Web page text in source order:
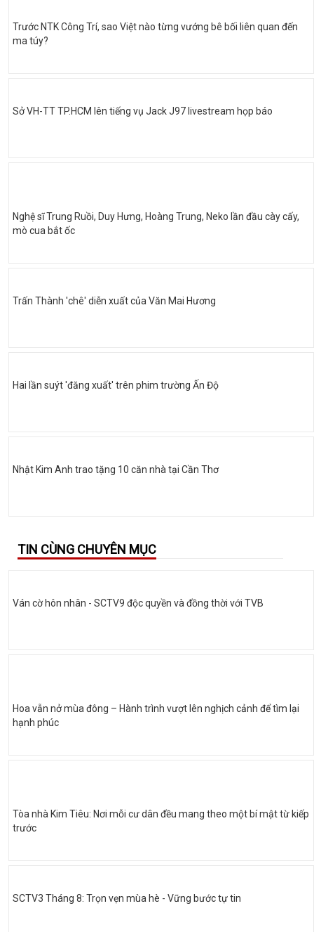
Trước NTK Công Trí, sao Việt nào từng vướng bê bối liên quan đến
ma túy?
Sở VH-TT TP.HCM lên tiếng vụ Jack J97 livestream họp báo
Nghệ sĩ Trung Ruồi, Duy Hưng, Hoàng Trung, Neko lần đầu cày cấy,
mò cua bắt ốc
Trấn Thành 'chê' diễn xuất của Văn Mai Hương
Hai lần suýt 'đăng xuất' trên phim trường Ấn Độ
Nhật Kim Anh trao tặng 10 căn nhà tại Cần Thơ
TIN CÙNG CHUYÊN MỤC
Ván cờ hôn nhân - SCTV9 độc quyền và đồng thời với TVB
Hoa vẫn nở mùa đông – Hành trình vượt lên nghịch cảnh để tìm lại
hạnh phúc
Tòa nhà Kim Tiêu: Nơi mỗi cư dân đều mang theo một bí mật từ kiếp
trước
SCTV3 Tháng 8: Trọn vẹn mùa hè - Vững bước tự tin